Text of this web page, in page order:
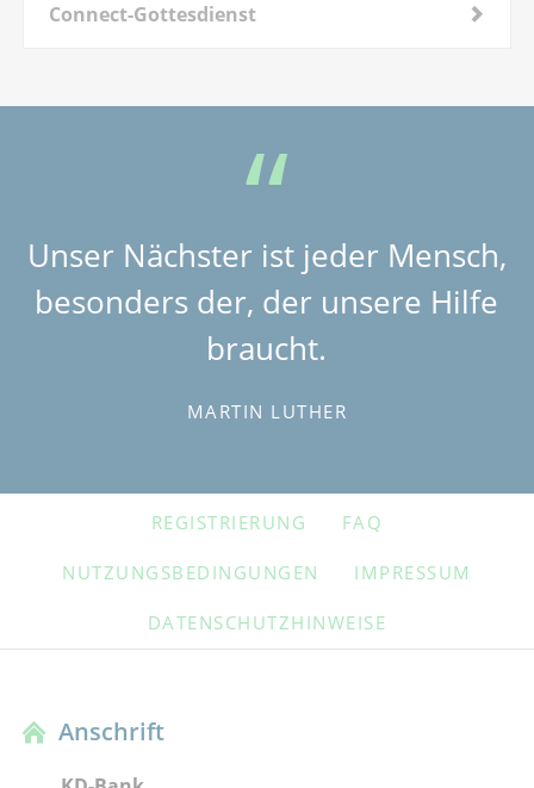
Connect-Gottesdienst
Unser Nächster ist jeder Mensch,
besonders der, der unsere Hilfe
braucht.
MARTIN LUTHER
NAVIGATION
REGISTRIERUNG FAQ
NUTZUNGSBEDINGUNGEN IMPRESSUM
DATENSCHUTZHINWEISE
Anschrift